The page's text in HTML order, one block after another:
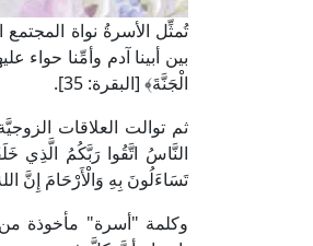
تُمثِّل الأسرةُ نواة
بين أبينا آدم وأمِّنا حواء
الْجَنَّةَ﴾ [البقرة: 35].
ثم توالت العلاقات
النَّاسُ اتَّقُوا رَبَّكُمُ الَّذِي
تَسَاءَلُونَ بِهِ وَالْأَرْحَامَ إِنَّ
وكلمة "أسرة" مأخوذة من